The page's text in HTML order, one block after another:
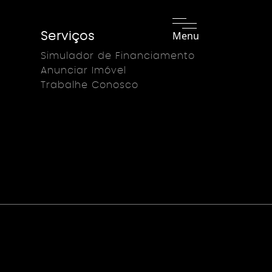
Menu
Serviços
Simulador de Financiamento
Anunciar Imóvel
Trabalhe Conosco